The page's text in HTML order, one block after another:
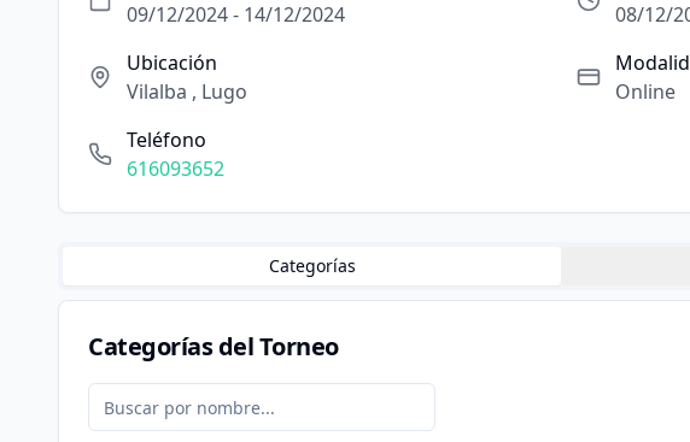
09/12/2024 - 14/12/2024
08/12/
Ubicación
Vilalba , Lugo
Online
Teléfono
616093652
Categorías
Categorías del Torneo